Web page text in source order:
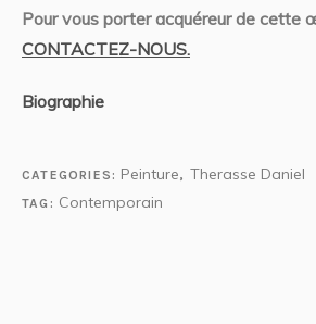
Pour vous porter acquéreur de cette
CONTACTEZ-NOUS.
Biographie
CATEGORIES: Peinture, Therasse Daniel
TAG: Contemporain